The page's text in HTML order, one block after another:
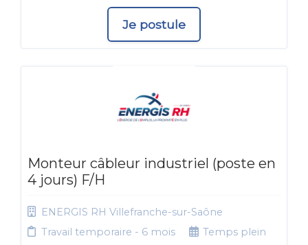
Je postule
Monteur câbleur industriel (poste en
4 jours) F/H
ENERGIS RH Villefranche-sur-Saône
Travail temporaire - 6 mois
Temps plein